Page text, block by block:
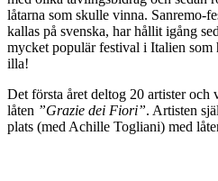
låtarna som skulle vinna. Sanremo-
kallas på svenska, har hållit igång
mycket populär festival i Italien som
illa!
Det första året deltog 20 artister och
låten ”Grazie dei Fiori”. Artisten
plats (med Achille Togliani) med